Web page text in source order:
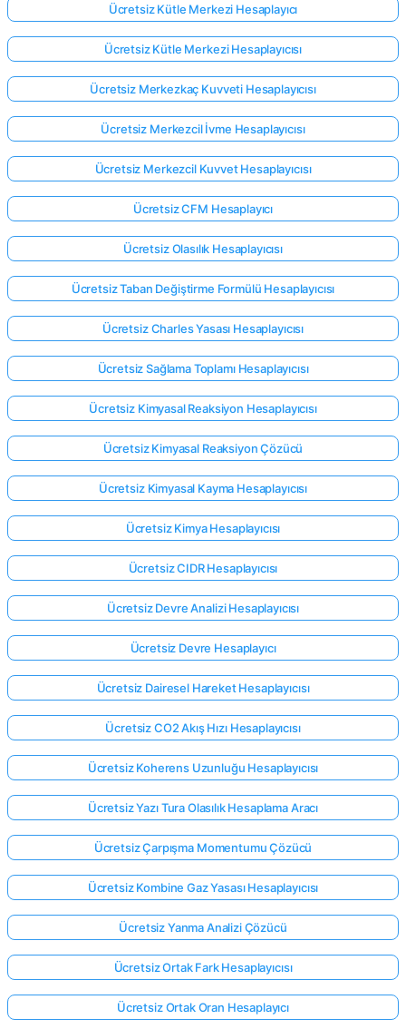
Ücretsiz Kütle Merkezi Hesaplayıcı
Ücretsiz Kütle Merkezi Hesaplayıcısı
Ücretsiz Merkezkaç Kuvveti Hesaplayıcısı
Ücretsiz Merkezcil İvme Hesaplayıcısı
Ücretsiz Merkezcil Kuvvet Hesaplayıcısı
Ücretsiz CFM Hesaplayıcı
Ücretsiz Olasılık Hesaplayıcısı
Ücretsiz Taban Değiştirme Formülü Hesaplayıcısı
Ücretsiz Charles Yasası Hesaplayıcısı
Ücretsiz Sağlama Toplamı Hesaplayıcısı
Ücretsiz Kimyasal Reaksiyon Hesaplayıcısı
Ücretsiz Kimyasal Reaksiyon Çözücü
Ücretsiz Kimyasal Kayma Hesaplayıcısı
Ücretsiz Kimya Hesaplayıcısı
Ücretsiz CIDR Hesaplayıcısı
Ücretsiz Devre Analizi Hesaplayıcısı
Ücretsiz Devre Hesaplayıcı
Ücretsiz Dairesel Hareket Hesaplayıcısı
Ücretsiz CO2 Akış Hızı Hesaplayıcısı
Ücretsiz Koherens Uzunluğu Hesaplayıcısı
Ücretsiz Yazı Tura Olasılık Hesaplama Aracı
Ücretsiz Çarpışma Momentumu Çözücü
Ücretsiz Kombine Gaz Yasası Hesaplayıcısı
Ücretsiz Yanma Analizi Çözücü
Ücretsiz Ortak Fark Hesaplayıcısı
Ücretsiz Ortak Oran Hesaplayıcı